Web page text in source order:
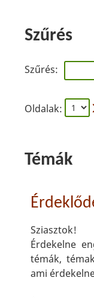
Szűrés
Szűrés:
Oldalak:
Témák
Sziasztok!
Érdekelne
témák,
ami